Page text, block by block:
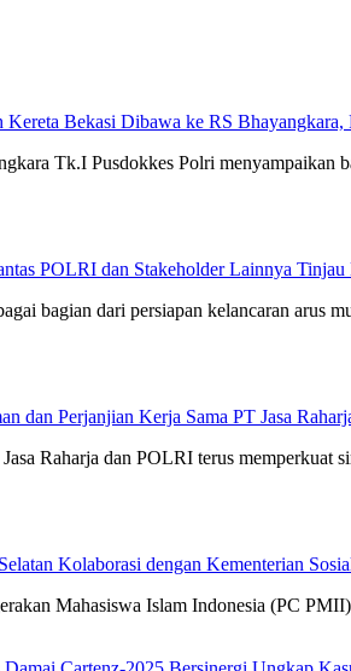
Kereta Bekasi Dibawa ke RS
Tk.I Pusdokkes Polri menyampaikan
POLRI dan Stakeholder Lainnya
bagian dari persiapan kelancaran arus
dan Perjanjian Kerja Sama PT Jasa
Raharja dan POLRI terus memperkuat
Kolaborasi dengan Kementerian
Mahasiswa Islam Indonesia (PC